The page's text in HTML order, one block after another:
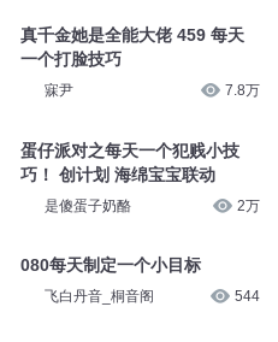
真千金她是全能大佬 459 每天
一个打脸技巧
寐尹 7.8万
蛋仔派对之每天一个犯贱小技
巧！ 创计划 海绵宝宝联动
是傻蛋子奶酪 2万
080每天制定一个小目标
飞白丹音_桐音阁 544